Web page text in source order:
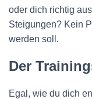
oder dich richtig
Steigungen? Kein
werden soll.
Der
Egal, wie du dich